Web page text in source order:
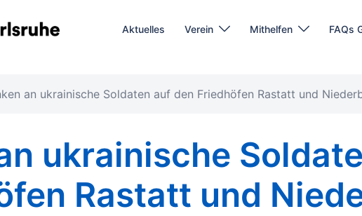
Aktuelles Verein Mithelfen FAQs
an ukrainische Soldaten auf den Friedhöfen Rastatt und
ukrainische
Rastatt und